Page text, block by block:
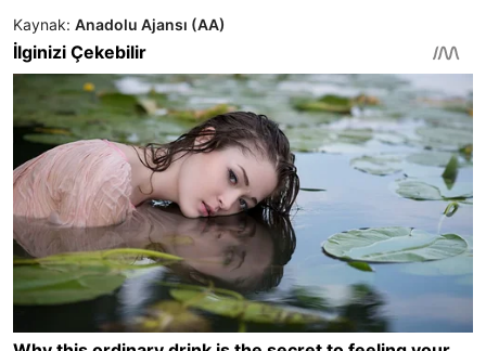
Kaynak: Anadolu Ajansı (AA)